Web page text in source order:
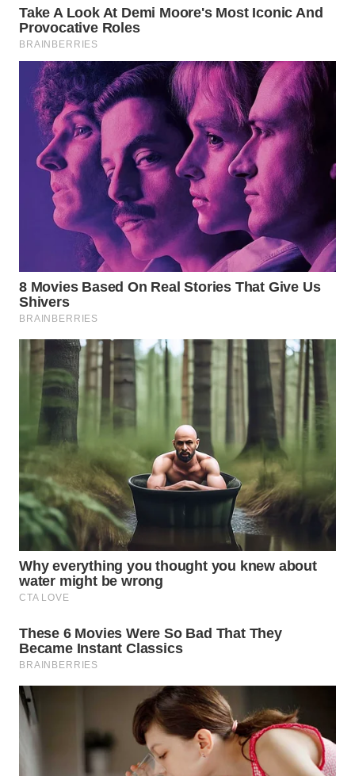
SOLO
WN
BOROBUDUR
WN
MADURA
WN
SURABAYA
WN
WN
BINTAN
WN
MANDALIKA
WN
LIKUPANG
LABUANBAJO
WN
BORNEO
Wahana
Media
WAHANA
NEWS
WAHANA